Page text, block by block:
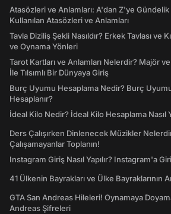
Atasözleri ve Anlamları: A'dan Z'ye Gündelik
Kullanılan Atasözleri ve Anlamları
Tavla Diziliş Şekli Nasıldır? Erkek Tavlası ve
ve Oynama Yönleri
Tarot Kartları ve Anlamları Nelerdir? Majör
İle Tılsımlı Bir Dünyaya Giriş
Burç Uyumu Hesaplama Nedir? Burç
Hesaplanır?
İdeal Kilo Nedir? İdeal Kilo Hesaplama Nasıl
Ders Çalışırken Dinlenecek Müzikler
Çalışamayanlar Toplanın!
Instagram Giriş Nasıl Yapılır? Instagram'a
41 Ülkenin Bayrakları ve Ülke Bayraklarının
GTA San Andreas Hileleri! Oynamaya
Andreas Şifreleri